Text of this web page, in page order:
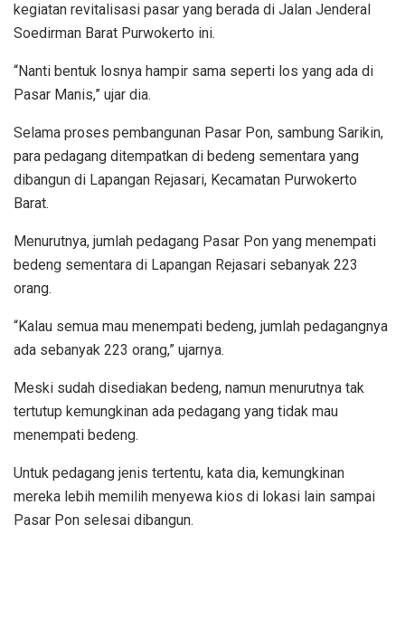
kegiatan revitalisasi pasar yang berada di Jalan Jenderal
Soedirman Barat Purwokerto ini.
“Nanti bentuk losnya hampir sama seperti los yang ada di
Pasar Manis,” ujar dia.
Selama proses pembangunan Pasar Pon, sambung Sarikin,
para pedagang ditempatkan di bedeng sementara yang
dibangun di Lapangan Rejasari, Kecamatan Purwokerto
Barat.
Menurutnya, jumlah pedagang Pasar Pon yang menempati
bedeng sementara di Lapangan Rejasari sebanyak 223
orang.
“Kalau semua mau menempati bedeng, jumlah pedagangnya
ada sebanyak 223 orang,” ujarnya.
Meski sudah disediakan bedeng, namun menurutnya tak
tertutup kemungkinan ada pedagang yang tidak mau
menempati bedeng.
Untuk pedagang jenis tertentu, kata dia, kemungkinan
mereka lebih memilih menyewa kios di lokasi lain sampai
Pasar Pon selesai dibangun.